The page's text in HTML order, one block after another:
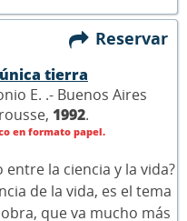
Reservar
tierra
E. .- Buenos Aires
1992.
en formato papel.
entre la ciencia y la vida?
de la vida, es el tema
que va mucho más